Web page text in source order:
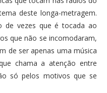
deste longa-metragem.
de vezes que é tocada ao
que não se incomodaram,
de ser apenas uma música
chama a atenção entre
só pelos motivos que se